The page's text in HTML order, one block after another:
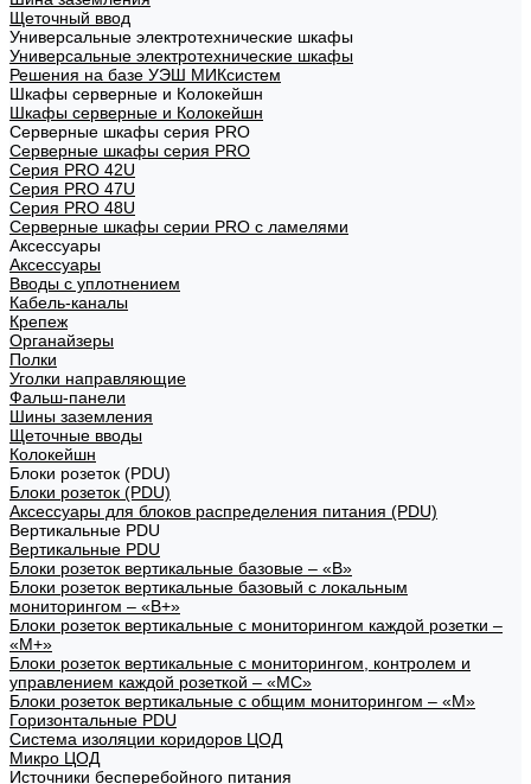
Щеточный ввод
Универсальные электротехнические шкафы
Универсальные электротехнические шкафы
Решения на базе УЭШ МИКсистем
Шкафы серверные и Колокейшн
Шкафы серверные и Колокейшн
Серверные шкафы серия PRO
Серверные шкафы серия PRO
Серия PRO 42U
Серия PRO 47U
Серия PRO 48U
Серверные шкафы серии PRO с ламелями
Аксессуары
Аксессуары
Вводы с уплотнением
Кабель-каналы
Крепеж
Органайзеры
Полки
Уголки направляющие
Фальш-панели
Шины заземления
Щеточные вводы
Колокейшн
Блоки розеток (PDU)
Блоки розеток (PDU)
Аксессуары для блоков распределения питания (PDU)
Вертикальные PDU
Вертикальные PDU
Блоки розеток вертикальные базовые – «В»
Блоки розеток вертикальные базовый с локальным
мониторингом – «В+»
Блоки розеток вертикальные с мониторингом каждой розетки –
«М+»
Блоки розеток вертикальные с мониторингом, контролем и
управлением каждой розеткой – «МС»
Блоки розеток вертикальные с общим мониторингом – «М»
Горизонтальные PDU
Система изоляции коридоров ЦОД
Микро ЦОД
Источники бесперебойного питания